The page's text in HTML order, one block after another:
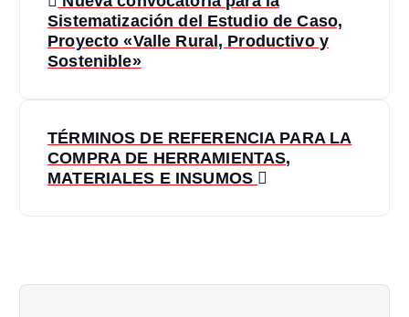
Sistematización del Estudio de Caso,
Proyecto «Valle Rural, Productivo y
Sostenible»
TÉRMINOS DE REFERENCIA PARA LA
COMPRA DE HERRAMIENTAS,
MATERIALES E INSUMOS